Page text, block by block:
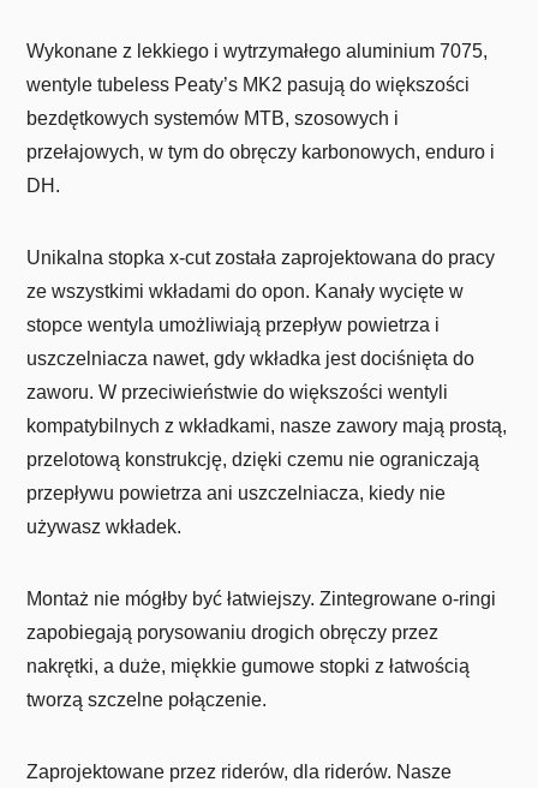
Wykonane z lekkiego i wytrzymałego aluminium 7075,
wentyle tubeless Peaty’s MK2 pasują do większości
bezdętkowych systemów MTB, szosowych i
przełajowych, w tym do obręczy karbonowych, enduro i
DH.
Unikalna stopka x-cut została zaprojektowana do pracy
ze wszystkimi wkładami do opon. Kanały wycięte w
stopce wentyla umożliwiają przepływ powietrza i
uszczelniacza nawet, gdy wkładka jest dociśnięta do
zaworu. W przeciwieństwie do większości wentyli
kompatybilnych z wkładkami, nasze zawory mają prostą,
przelotową konstrukcję, dzięki czemu nie ograniczają
przepływu powietrza ani uszczelniacza, kiedy nie
używasz wkładek.
Montaż nie mógłby być łatwiejszy. Zintegrowane o-ringi
zapobiegają porysowaniu drogich obręczy przez
nakrętki, a duże, miękkie gumowe stopki z łatwością
tworzą szczelne połączenie.
Zaprojektowane przez riderów, dla riderów. Nasze